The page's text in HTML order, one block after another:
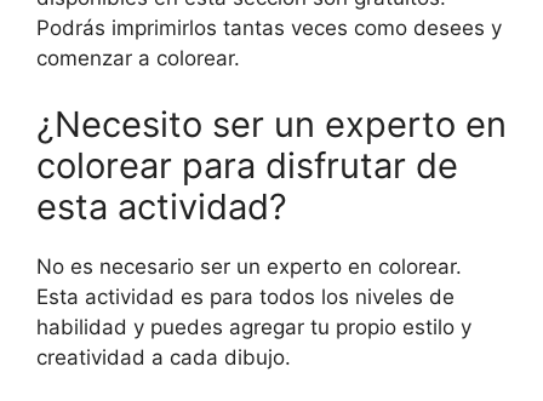
Podrás imprimirlos tantas veces como desees y
comenzar a colorear.
¿Necesito ser un experto en
colorear para disfrutar de
esta actividad?
No es necesario ser un experto en colorear.
Esta actividad es para todos los niveles de
habilidad y puedes agregar tu propio estilo y
creatividad a cada dibujo.